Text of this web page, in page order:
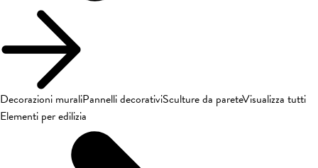
Decorazioni muraliPannelli decorativiSculture da pareteVisualizza tutti
Elementi per edilizia